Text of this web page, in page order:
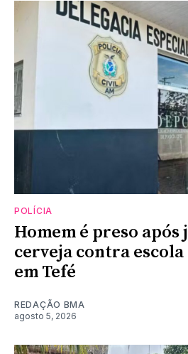
POLÍCIA
Homem é preso após
cerveja contra
em Tefé
REDAÇÃO BMA
agosto 5, 2026